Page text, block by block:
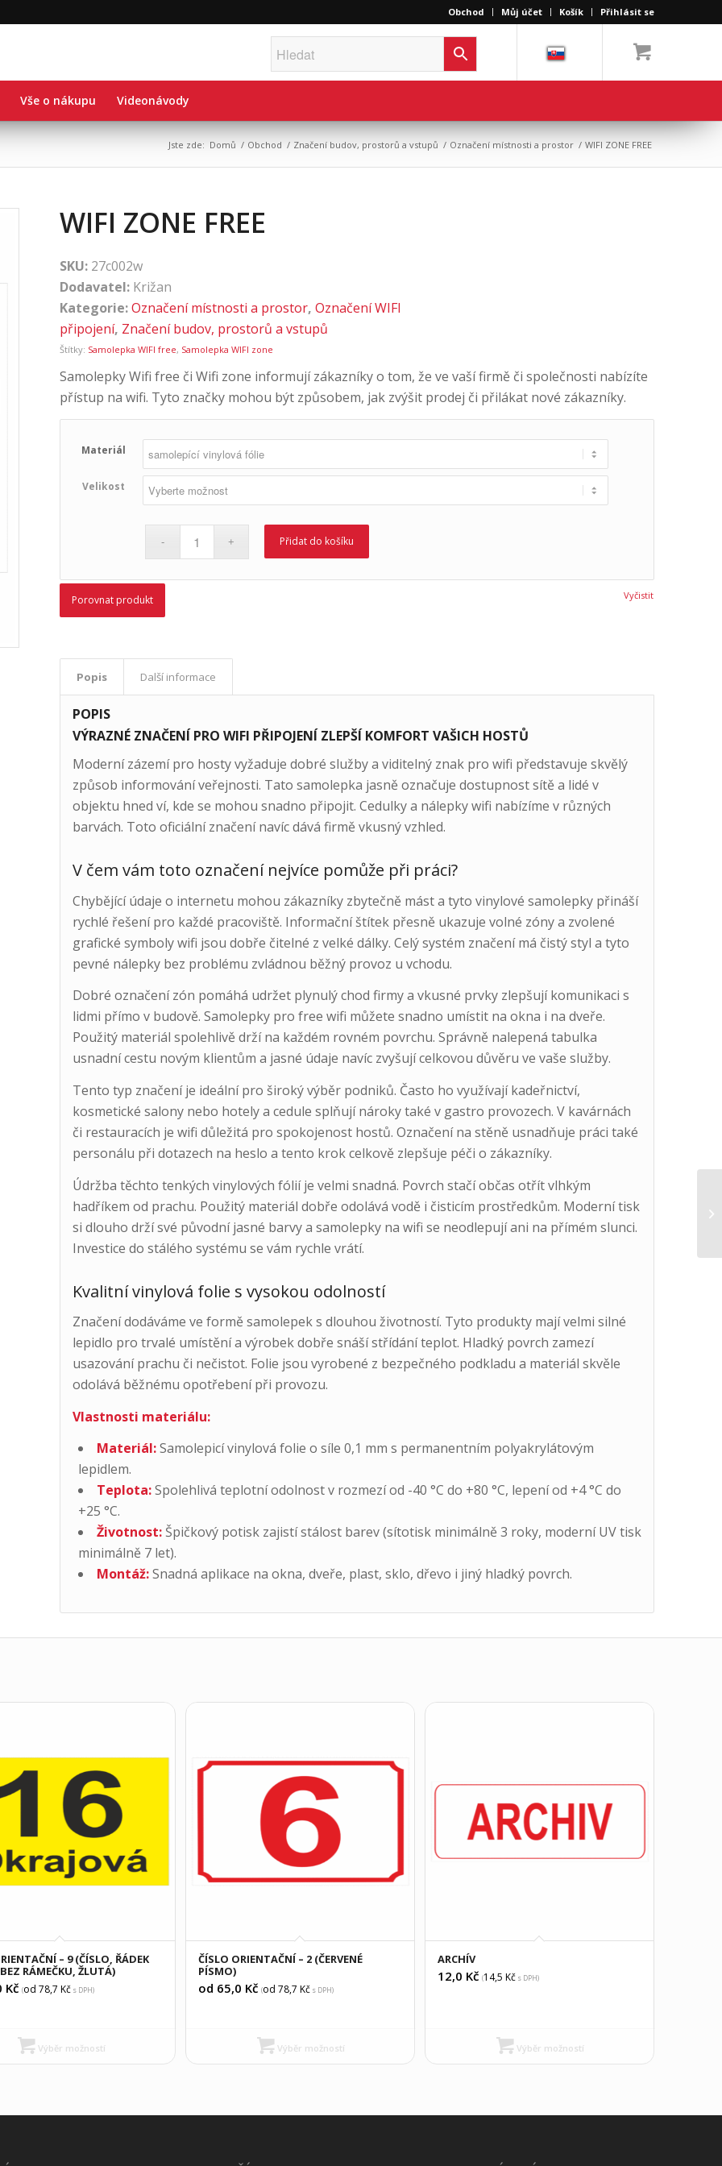
Obchod Můj účet Košík Přihlásit se
Vše o nákupu Videonávody
Jste zde: Domů / Obchod / Značení budov, prostorů a vstupů / Označení místnosti a prostor / WIFI ZONE FREE
WIFI ZONE FREE
SKU: 27c002w
Dodavatel: Križan
Kategorie:Označení místnosti a prostor, Označení WIFI
připojení, Značení budov, prostorů a vstupů
Štítky: Samolepka WIFI free, Samolepka WIFI zone
Samolepky Wifi free či Wifi zone informují zákazníky o tom, že ve vaší firmě či společnosti nabízíte
přístup na wifi. Tyto značky mohou být způsobem, jak zvýšit prodej či přilákat nové zákazníky.
Materiál
Velikost
Vyčistit
Přidat do košíku
Porovnat produkt
Popis Další informace
POPIS
VÝRAZNÉ ZNAČENÍ PRO WIFI PŘIPOJENÍ ZLEPŠÍ KOMFORT VAŠICH HOSTŮ
Moderní zázemí pro hosty vyžaduje dobré služby a viditelný znak pro wifi představuje skvělý
způsob informování veřejnosti. Tato samolepka jasně označuje dostupnost sítě a lidé v
objektu hned ví, kde se mohou snadno připojit. Cedulky a nálepky wifi nabízíme v různých
barvách. Toto oficiální značení navíc dává firmě vkusný vzhled.
V čem vám toto označení nejvíce pomůže při práci?
Chybějící údaje o internetu mohou zákazníky zbytečně mást a tyto vinylové samolepky přináší
rychlé řešení pro každé pracoviště. Informační štítek přesně ukazuje volné zóny a zvolené
grafické symboly wifi jsou dobře čitelné z velké dálky. Celý systém značení má čistý styl a tyto
pevné nálepky bez problému zvládnou běžný provoz u vchodu.
Dobré označení zón pomáhá udržet plynulý chod firmy a vkusné prvky zlepšují komunikaci s
lidmi přímo v budově. Samolepky pro free wifi můžete snadno umístit na okna i na dveře.
Použitý materiál spolehlivě drží na každém rovném povrchu. Správně nalepená tabulka
usnadní cestu novým klientům a jasné údaje navíc zvyšují celkovou důvěru ve vaše služby.
Tento typ značení je ideální pro široký výběr podniků. Často ho využívají kadeřnictví,
kosmetické salony nebo hotely a cedule splňují nároky také v gastro provozech. V kavárnách
či restauracích je wifi důležitá pro spokojenost hostů. Označení na stěně usnadňuje práci také
personálu při dotazech na heslo a tento krok celkově zlepšuje péči o zákazníky.
Údržba těchto tenkých vinylových fólií je velmi snadná. Povrch stačí občas otřít vlhkým
hadříkem od prachu. Použitý materiál dobře odolává vodě i čisticím prostředkům. Moderní tisk
si dlouho drží své původní jasné barvy a samolepky na wifi se neodlepují ani na přímém slunci.
Investice do stálého systému se vám rychle vrátí.
Kvalitní vinylová folie s vysokou odolností
Značení dodáváme ve formě samolepek s dlouhou životností. Tyto produkty mají velmi silné
lepidlo pro trvalé umístění a výrobek dobře snáší střídání teplot. Hladký povrch zamezí
usazování prachu či nečistot. Folie jsou vyrobené z bezpečného podkladu a materiál skvěle
odolává běžnému opotřebení při provozu.
Vlastnosti materiálu:
Materiál:Samolepicí vinylová folie o síle 0,1 mm s permanentním polyakrylátovým
lepidlem.
Teplota:Spolehlivá teplotní odolnost v rozmezí od -40 °C do +80 °C, lepení od +4 °C do
+25 °C.
Životnost:Špičkový potisk zajistí stálost barev (sítotisk minimálně 3 roky, moderní UV tisk
minimálně 7 let).
Montáž:Snadná aplikace na okna, dveře, plast, sklo, dřevo i jiný hladký povrch.
– 9 (ČÍSLO, ŘÁDEK
RÁMEČKU, ŽLUTÁ)
Kč (od 78,7 Kčs DPH)
Výběr možností
ČÍSLO ORIENTAČNÍ – 2 (ČERVENÉ
PÍSMO)
od 65,0 Kč (od 78,7 Kčs DPH)
Výběr možností
ARCHÍV
12,0 Kč (14,5 Kčs DPH)
Výběr možností